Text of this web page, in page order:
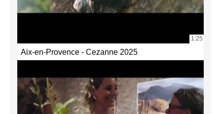
1:25
Aix-en-Provence - Cezanne 2025